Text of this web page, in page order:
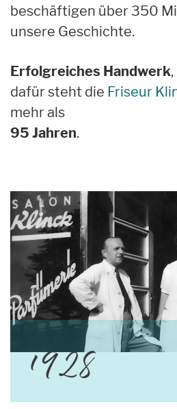
beschäftigen über 350
unsere Geschichte.
Erfolgreiches Handwerk,
dafür steht die Friseur
mehr als
95 Jahren.
1928